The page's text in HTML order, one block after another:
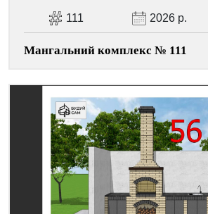
111 2026 р.
Мангальний комплекс № 111